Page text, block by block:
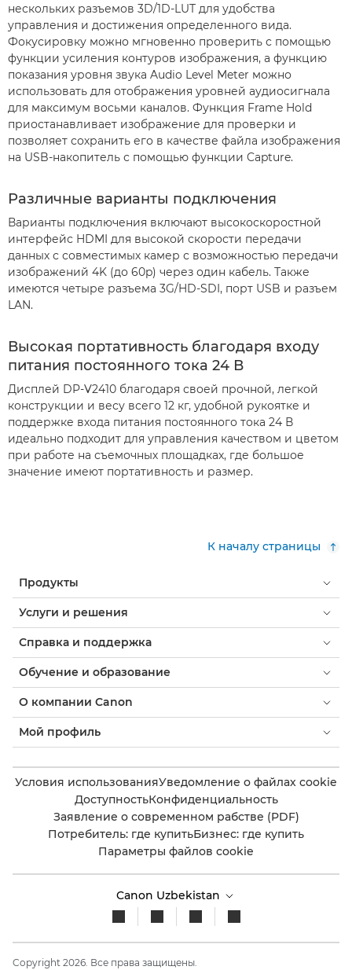
нескольких разъемов 3D/1D-LUT для удобства
управления и достижения определенного вида.
Фокусировку можно мгновенно проверить с помощью
функции усиления контуров изображения, а функцию
показания уровня звука Audio Level Meter можно
использовать для отображения уровней аудиосигнала
для максимум восьми каналов. Функция Frame Hold
приостанавливает изображение для проверки и
позволяет сохранить его в качестве файла изображения
на USB-накопитель с помощью функции Capture.
Различные варианты подключения
Варианты подключения включают высокоскоростной
интерфейс HDMI для высокой скорости передачи
данных с совместимых камер с возможностью передачи
изображений 4K (до 60p) через один кабель. Также
имеются четыре разъема 3G/HD-SDI, порт USB и разъем
LAN.
Высокая портативность благодаря входу
питания постоянного тока 24 В
Дисплей DP-V2410 благодаря своей прочной, легкой
конструкции и весу всего 12 кг, удобной рукоятке и
поддержке входа питания постоянного тока 24 В
идеально подходит для управления качеством и цветом
при работе на съемочных площадках, где большое
значение имеют портативность и размер.
К началу страницы
Продукты
Услуги и решения
Справка и поддержка
Обучение и образование
О компании Canon
Мой профиль
Условия использованияУведомление о файлах cookie
ДоступностьКонфиденциальность
Заявление о современном рабстве (PDF)
Потребитель: где купитьБизнес: где купить
Параметры файлов cookie
Canon Uzbekistan
Copyright 2026. Все права защищены.